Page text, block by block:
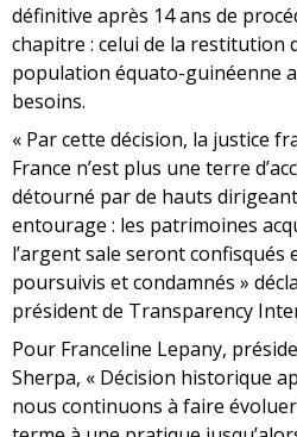
définitive après 14 ans de
chapitre : celui de la restitution
population équato-guinéenne
besoins.
« Par cette décision, la justice
France n’est plus une terre
détourné par de hauts
entourage : les patrimoines
l’argent sale seront
poursuivis et condamnés »
président de Transparency
Pour Franceline Lepany,
Sherpa, « Décision historique
nous continuons à faire